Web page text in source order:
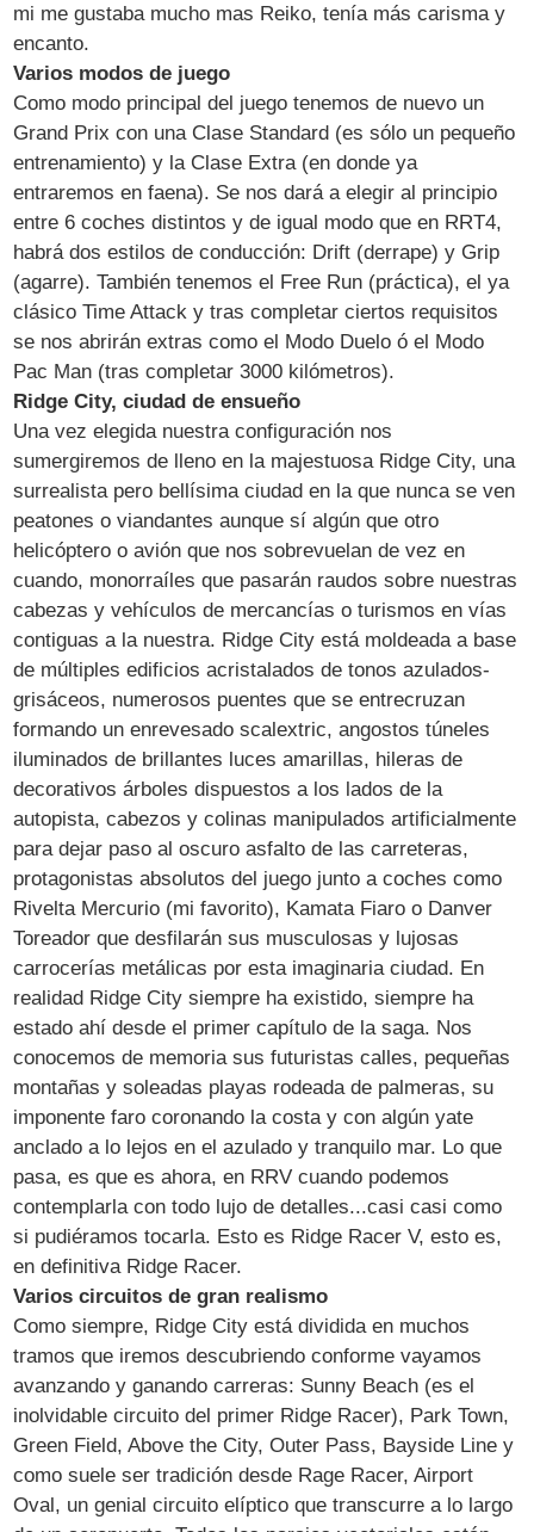
mi me gustaba mucho mas Reiko, tenía más carisma y
encanto.
Varios modos de juego
Como modo principal del juego tenemos de nuevo un
Grand Prix con una Clase Standard (es sólo un pequeño
entrenamiento) y la Clase Extra (en donde ya
entraremos en faena). Se nos dará a elegir al principio
entre 6 coches distintos y de igual modo que en RRT4,
habrá dos estilos de conducción: Drift (derrape) y Grip
(agarre). También tenemos el Free Run (práctica), el ya
clásico Time Attack y tras completar ciertos requisitos
se nos abrirán extras como el Modo Duelo ó el Modo
Pac Man (tras completar 3000 kilómetros).
Ridge City, ciudad de ensueño
Una vez elegida nuestra configuración nos
sumergiremos de lleno en la majestuosa Ridge City, una
surrealista pero bellísima ciudad en la que nunca se ven
peatones o viandantes aunque sí algún que otro
helicóptero o avión que nos sobrevuelan de vez en
cuando, monorraíles que pasarán raudos sobre nuestras
cabezas y vehículos de mercancías o turismos en vías
contiguas a la nuestra. Ridge City está moldeada a base
de múltiples edificios acristalados de tonos azulados-
grisáceos, numerosos puentes que se entrecruzan
formando un enrevesado scalextric, angostos túneles
iluminados de brillantes luces amarillas, hileras de
decorativos árboles dispuestos a los lados de la
autopista, cabezos y colinas manipulados artificialmente
para dejar paso al oscuro asfalto de las carreteras,
protagonistas absolutos del juego junto a coches como
Rivelta Mercurio (mi favorito), Kamata Fiaro o Danver
Toreador que desfilarán sus musculosas y lujosas
carrocerías metálicas por esta imaginaria ciudad. En
realidad Ridge City siempre ha existido, siempre ha
estado ahí desde el primer capítulo de la saga. Nos
conocemos de memoria sus futuristas calles, pequeñas
montañas y soleadas playas rodeada de palmeras, su
imponente faro coronando la costa y con algún yate
anclado a lo lejos en el azulado y tranquilo mar. Lo que
pasa, es que es ahora, en RRV cuando podemos
contemplarla con todo lujo de detalles...casi casi como
si pudiéramos tocarla. Esto es Ridge Racer V, esto es,
en definitiva Ridge Racer.
Varios circuitos de gran realismo
Como siempre, Ridge City está dividida en muchos
tramos que iremos descubriendo conforme vayamos
avanzando y ganando carreras: Sunny Beach (es el
inolvidable circuito del primer Ridge Racer), Park Town,
Green Field, Above the City, Outer Pass, Bayside Line y
como suele ser tradición desde Rage Racer, Airport
Oval, un genial circuito elíptico que transcurre a lo largo